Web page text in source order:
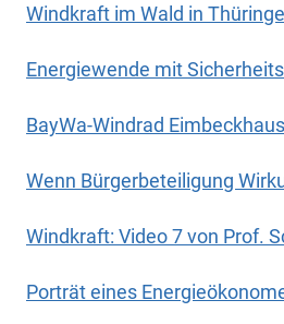
Windkraft im Wald in
Energiewende mit
BayWa-Windrad
Wenn Bürgerbeteiligung
Windkraft: Video 7 von Prof.
Porträt eines